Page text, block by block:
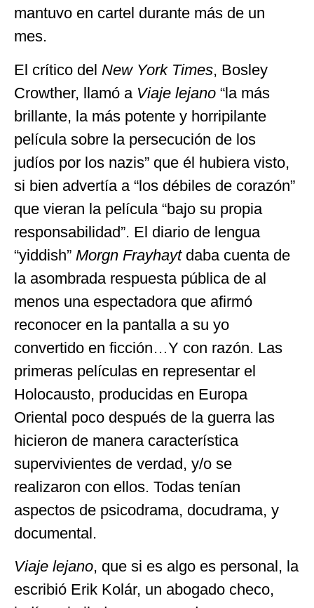
mantuvo en cartel durante más de un
mes.
El crítico del New York Times, Bosley
Crowther, llamó a Viaje lejano “la más
brillante, la más potente y horripilante
película sobre la persecución de los
judíos por los nazis” que él hubiera visto,
si bien advertía a “los débiles de corazón”
que vieran la película “bajo su propia
responsabilidad”. El diario de lengua
“yiddish” Morgn Frayhaytdaba cuenta de
la asombrada respuesta pública de al
menos una espectadora que afirmó
reconocer en la pantalla a su yo
convertido en ficción…Y con razón. Las
primeras películas en representar el
Holocausto, producidas en Europa
Oriental poco después de la guerra las
hicieron de manera característica
supervivientes de verdad, y/o se
realizaron con ellos. Todas tenían
aspectos de psicodrama, docudrama, y
documental.
Viaje lejano, que si es algo es personal, la
escribió Erik Kolár, un abogado checo,